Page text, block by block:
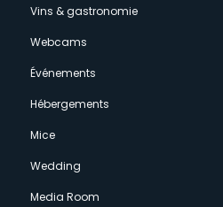
Vins & gastronomie
Webcams
Événements
Hébergements
Mice
Wedding
Media Room